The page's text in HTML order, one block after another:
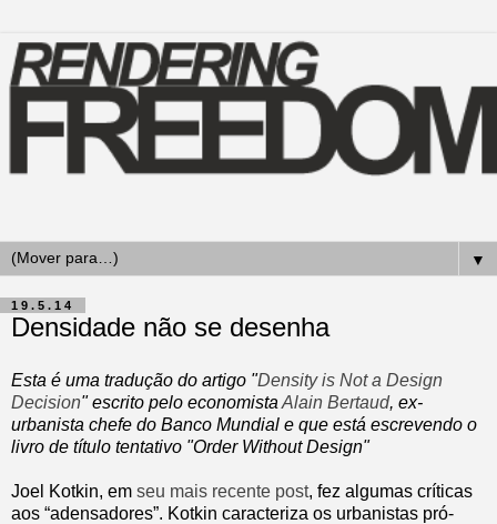
▼
19.5.14
Densidade não se desenha
Esta é uma tradução do artigo "Density is Not a Design
Decision" escrito pelo economista Alain Bertaud, ex-
urbanista chefe do Banco Mundial e que está escrevendo o
livro de título tentativo "Order Without Design"
Joel Kotkin, em seu mais recente post, fez algumas críticas
aos “adensadores”. Kotkin caracteriza os urbanistas pró-